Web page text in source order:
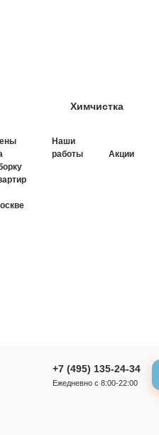
Наши
работы
Акции
+7 (495) 135-24-34
Ежедневно с 8:00-22:00
Химчистка